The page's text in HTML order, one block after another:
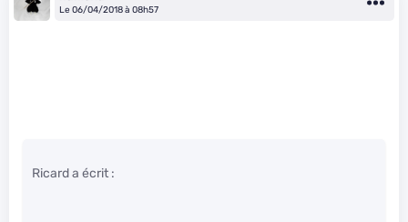
Le 06/04/2018 à 08h57
Ricard a écrit :